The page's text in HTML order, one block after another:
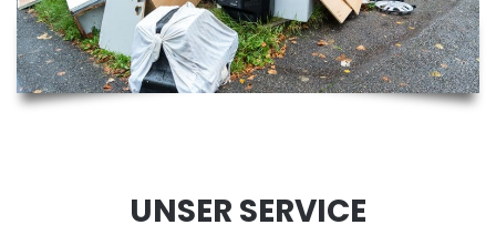
UNSER SERVICE